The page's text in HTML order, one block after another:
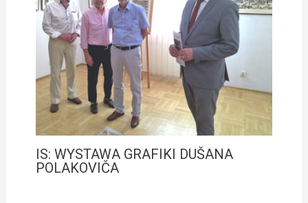
IS: WYSTAWA GRAFIKI DUŠANA
POLAKOVIČA